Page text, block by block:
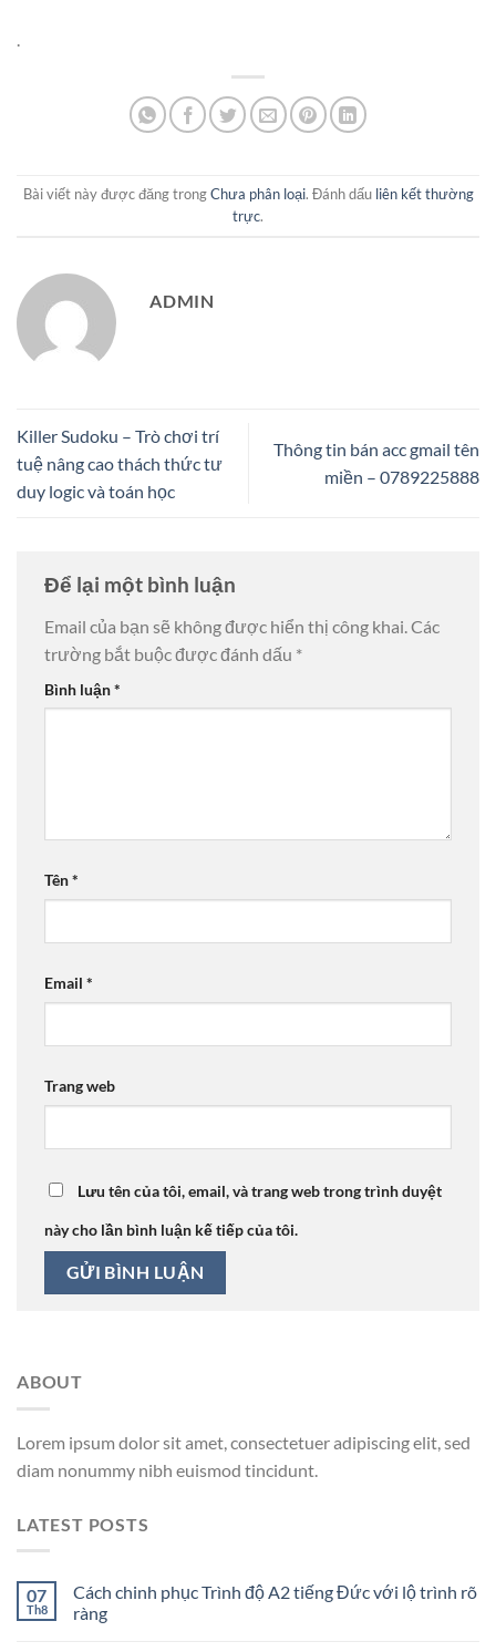
Bài viết này được đăng trongChưa phân loại. Đánh dấu liên kết thường
trực.
ADMIN
Killer Sudoku – Trò chơi trí
tuệ nâng cao thách thức tư
duy logic và toán học
Thông tin bán acc gmail tên
miền – 0789225888
Để lại một bình luận
Email của bạn sẽ không được hiển thị công khai. Các
trường bắt buộc được đánh dấu *
Bình luận*
Tên*
Email *
Trang web
Lưu tên của tôi, email, và trang web trong trình duyệt
này cho lần bình luận kế tiếp của tôi.
ABOUT
Lorem ipsum dolor sit amet, consectetuer adipiscing elit, sed
diam nonummy nibh euismod tincidunt.
LATEST POSTS
07
Th8
Cách chinh phục Trình độ A2 tiếng Đức với lộ trình rõ
ràng